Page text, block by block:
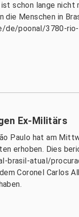
schon lange
Menschen in
poonal/3780-rio-
Ex-Militärs
Paulo hat am
erhoben. Dies
brasil-atual/
Coronel Carlos